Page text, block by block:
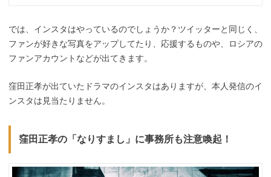
では、インスタはやっているのでしょうか？ツイッターと同じく、
ファンが好きな写真をアップしてたり、応援するものや、ロシアの
ファンアカウントなどが出てきます。
窪田正孝が出ていたドラマのインスタはありますが、本人発信のイ
ンスタは見当たりません。
窪田正孝の「なりすまし」に事務所も注意喚起！